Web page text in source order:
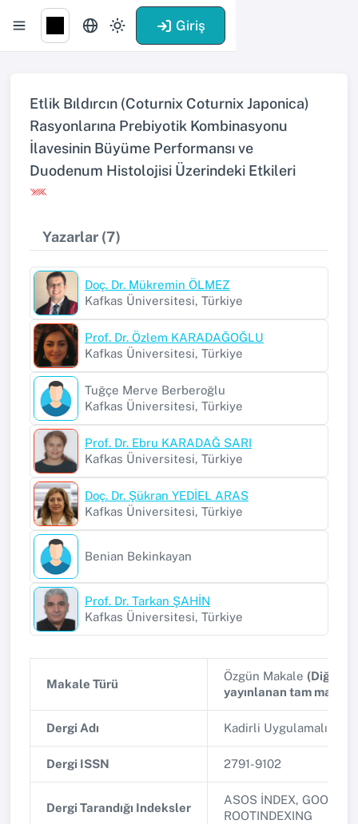
Giriş
Etlik Bıldırcın (Coturnix Coturnix Japonica)
Rasyonlarına Prebiyotik Kombinasyonu
İlavesinin Büyüme Performansı ve
Duodenum Histolojisi Üzerindeki Etkileri
Yazarlar (7)
Doç. Dr. Mükremin ÖLMEZ
Kafkas Üniversitesi, Türkiye
Prof. Dr. Özlem KARADAĞOĞLU
Kafkas Üniversitesi, Türkiye
Tuğçe Merve Berberoğlu
Kafkas Üniversitesi, Türkiye
Prof. Dr. Ebru KARADAĞ SARI
Kafkas Üniversitesi, Türkiye
Doç. Dr. Şükran YEDİEL ARAS
Kafkas Üniversitesi, Türkiye
Benian Bekinkayan
Prof. Dr. Tarkan ŞAHİN
Kafkas Üniversitesi, Türkiye
Makale Türü
Özgün Makale (Diğer
yayınlanan tam
Dergi Adı Kadirli Uygulamalı
Dergi ISSN 2791-9102
Dergi Tarandığı Indeksler
ASOS İNDEX,
ROOTINDEXING